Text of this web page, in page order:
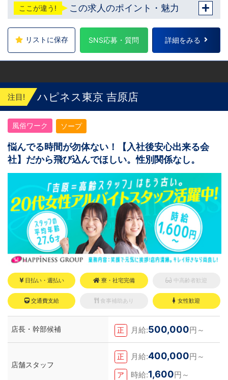
ここが違う! この求人のポイント・魅力
リストに保存 SNS応募・質問 詳細をみる
注目! ハピネス東京 吉原店
風俗ワーク ソープ
悩んでる時間が勿体ない！【入社後安心出来る会
社】だから飛び込んでほしい。性別関係なし。
日払い・週払い 寮・社宅完備 中高齢者歓迎
交通費支給 食事補助あり 女性歓迎
店長・幹部候補 正 月給:500,000円～
店舗スタッフ
正 月給:400,000円～
ア 時給:1,600円～